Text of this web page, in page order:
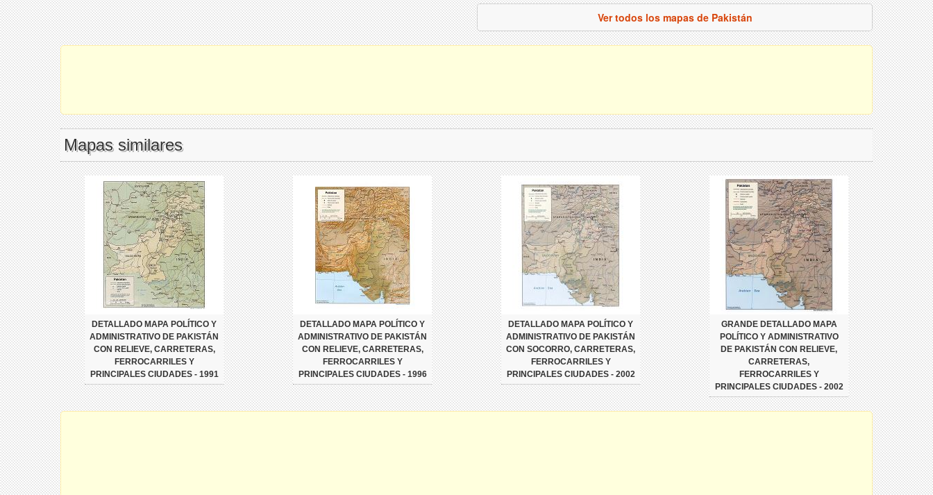
Ver todos los mapas de Pakistán
Mapas similares
DETALLADO MAPA POLÍTICO Y
ADMINISTRATIVO DE PAKISTÁN
CON RELIEVE, CARRETERAS,
FERROCARRILES Y
PRINCIPALES CIUDADES - 1991
DETALLADO MAPA POLÍTICO Y
ADMINISTRATIVO DE PAKISTÁN
CON RELIEVE, CARRETERAS,
FERROCARRILES Y
PRINCIPALES CIUDADES - 1996
DETALLADO MAPA POLÍTICO Y
ADMINISTRATIVO DE PAKISTÁN
CON SOCORRO, CARRETERAS,
FERROCARRILES Y
PRINCIPALES CIUDADES - 2002
GRANDE DETALLADO MAPA
POLÍTICO Y ADMINISTRATIVO
DE PAKISTÁN CON RELIEVE,
CARRETERAS,
FERROCARRILES Y
PRINCIPALES CIUDADES - 2002